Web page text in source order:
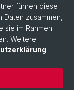
führen diese
Daten zusammen,
sie im Rahmen
Weitere
.